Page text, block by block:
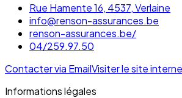
Rue Hamente 16, 4537, Verlaine
info@renson-assurances.be
renson-assurances.be/
04/259.97.50
Contacter via EmailVisiter le site
Informations légales